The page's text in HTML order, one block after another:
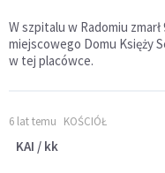
W szpitalu w Radomiu
miejscowego Domu Księży
w tej placówce.
6 lat temu KOŚCIÓŁ
KAI / kk